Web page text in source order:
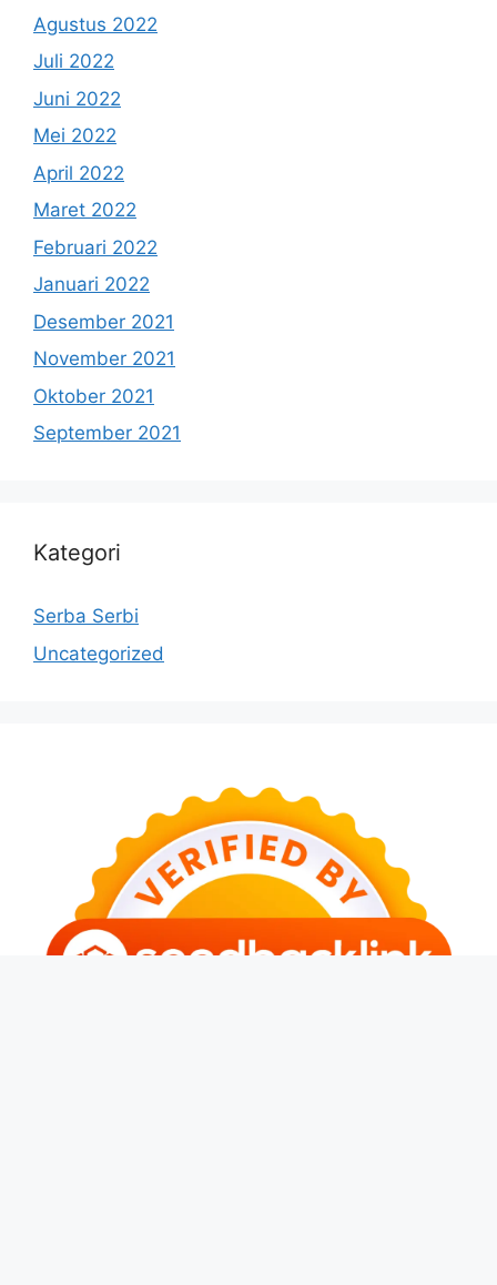
Agustus 2022
Juli 2022
Juni 2022
Mei 2022
April 2022
Maret 2022
Februari 2022
Januari 2022
Desember 2021
November 2021
Oktober 2021
September 2021
Kategori
Serba Serbi
Uncategorized